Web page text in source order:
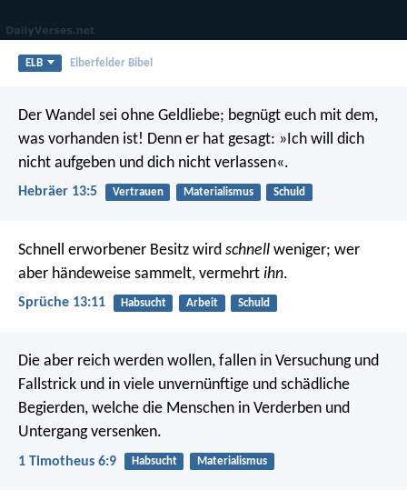
ELB Elberfelder Bibel
Der Wandel sei ohne Geldliebe; begnügt euch mit dem,
was vorhanden ist! Denn er hat gesagt: »Ich will dich
nicht aufgeben und dich nicht verlassen«.
Hebräer 13:5 Vertrauen Materialismus Schuld
Schnell erworbener Besitz wird schnell weniger; wer
aber händeweise sammelt, vermehrt ihn.
Sprüche 13:11 Habsucht Arbeit Schuld
Die aber reich werden wollen, fallen in Versuchung und
Fallstrick und in viele unvernünftige und schädliche
Begierden, welche die Menschen in Verderben und
Untergang versenken.
1 Timotheus 6:9 Habsucht Materialismus